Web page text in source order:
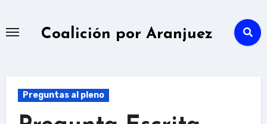
contenidoCoalición por Aranjuez
Preguntas al pleno